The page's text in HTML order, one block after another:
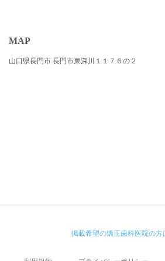
MAP
山口県長門市 長門市東深川１１７６の２
掲載希望の矯正歯科医院の方